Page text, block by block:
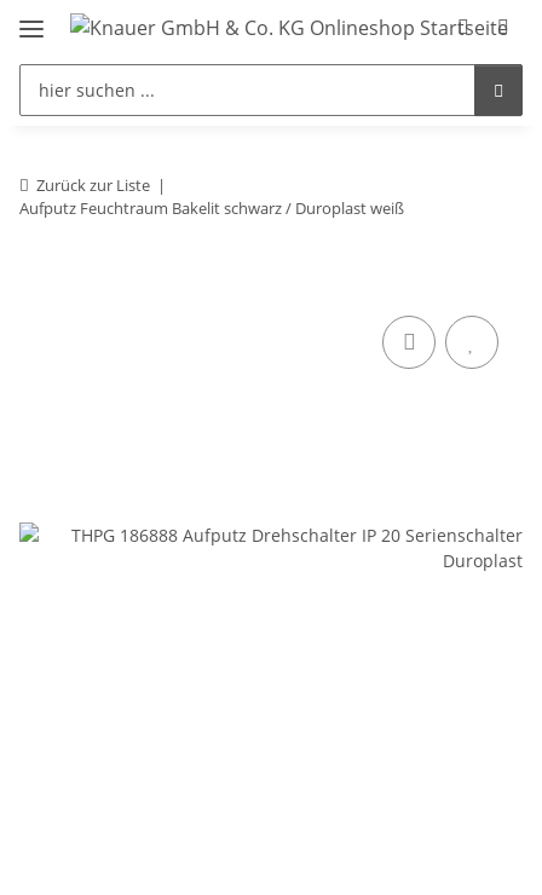
Zurück zur Liste
Aufputz Feuchtraum Bakelit schwarz / Duroplast weiß